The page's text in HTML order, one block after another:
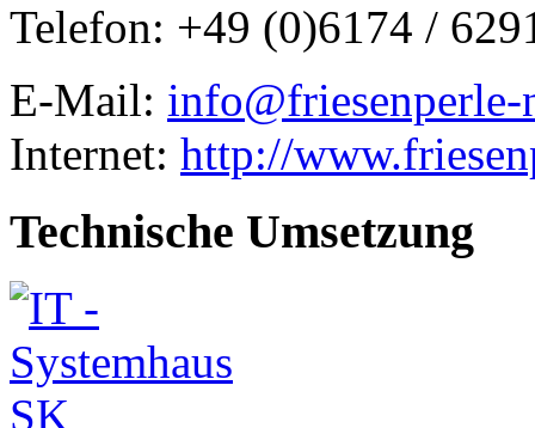
Telefon: +49 (0)6174 /
E-Mail: info@friesenperle-
Internet: http://
Technische Umsetzung